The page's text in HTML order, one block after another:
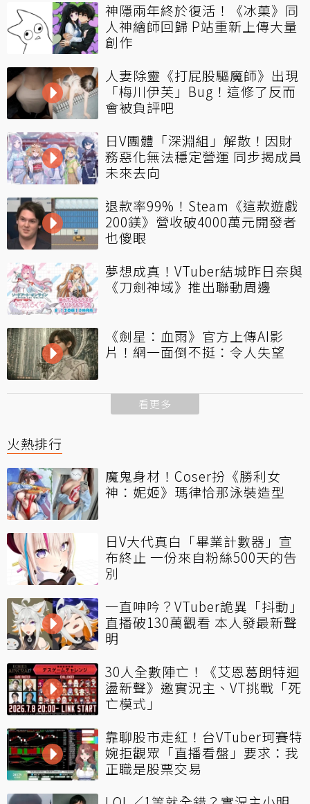
神隱兩年終於復活！《冰菓》同
人神繪師回歸 P站重新上傳大量
創作
人妻除靈《打屁股驅魔師》出現
「梅川伊芙」Bug！這修了反而
會被負評吧
日V團體「深淵組」解散！因財
務惡化無法穩定營運 同步揭成員
未來去向
退款率99%！Steam《這款遊戲
200鎂》營收破4000萬元開發者
也傻眼
夢想成真！VTuber結城昨日奈與
《刀劍神域》推出聯動周邊
《劍星：血雨》官方上傳AI影
片！網一面倒不挺：令人失望
看更多
火熱排行
魔鬼身材！Coser扮《勝利女
神：妮姬》瑪律恰那泳裝造型
日V大代真白「畢業計數器」宣
布終止 一份來自粉絲500天的告
別
一直呻吟？VTuber詭異「抖動」
直播破130萬觀看 本人發最新聲
明
30人全數陣亡！《艾恩葛朗特迴
盪新聲》邀實況主、VT挑戰「死
亡模式」
靠聊股市走紅！台VTuber珂賽特
婉拒觀眾「直播看盤」要求：我
正職是股票交易